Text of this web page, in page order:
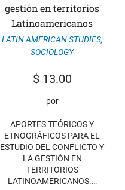
gestión en territorios
Latinoamericanos
LATIN AMERICAN STUDIES,
SOCIOLOGY
$13.00
por
APORTES TEÓRICOS Y
ETNOGRÁFICOS PARA EL
ESTUDIO DEL CONFLICTO Y
LA GESTIÓN EN
TERRITORIOS
LATINOAMERICANOS.…